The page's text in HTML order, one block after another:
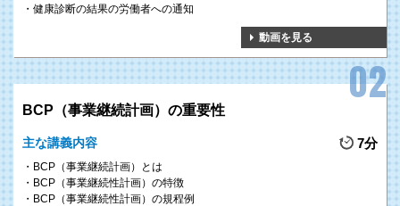
健康診断の結果の労働者への通知
動画を見る
BCP（事業継続計画）の重要性
主な講義内容 7分
BCP（事業継続計画）とは
BCP（事業継続性計画）の特徴
BCP（事業継続性計画）の規程例